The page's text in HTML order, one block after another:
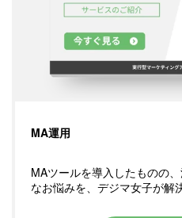
MA運用
MAツールを導入したものの
なお悩みを、デジマ女子が解